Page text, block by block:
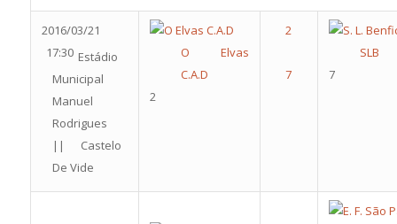
2016/03/21
17:30 Estádio
Municipal
Manuel
Rodrigues
|| Castelo
De Vide
O Elvas
C.A.D
2
SLB
7